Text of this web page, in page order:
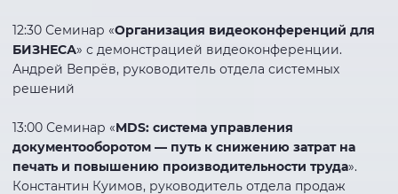
12:30 Семинар «Организация видеоконференций для
БИЗНЕСА» с демонстрацией видеоконференции.
Андрей Вепрёв, руководитель отдела системных
решений
13:00 Семинар «MDS: система управления
документооборотом — путь к снижению затрат на
печать и повышению производительности труда».
Константин Куимов, руководитель отдела продаж